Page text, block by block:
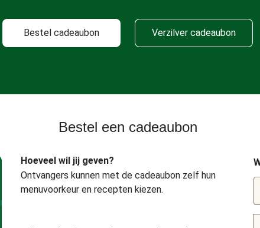
Bestel cadeaubon Verzilver cadeaubon
Bestel een cadeaubon
Hoeveel wil jij geven?
Ontvangers kunnen met de cadeaubon zelf hun
menuvoorkeur en recepten kiezen.